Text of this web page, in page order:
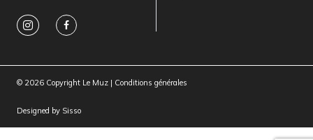
© 2026 Copyright Le Muz | Conditions générales
Designed by Sisso